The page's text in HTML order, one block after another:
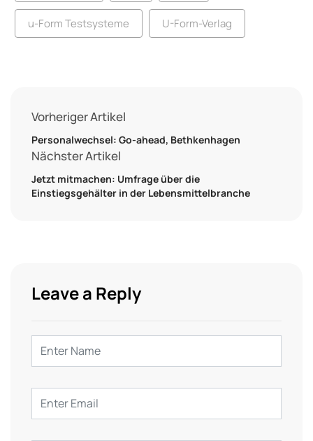
u-Form Testsysteme U-Form-Verlag
Vorheriger Artikel
Personalwechsel: Go-ahead, Bethkenhagen
Nächster Artikel
Jetzt mitmachen: Umfrage über die
Einstiegsgehälter in der Lebensmittelbranche
Leave a Reply